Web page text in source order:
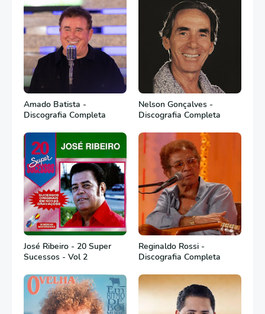
Amado Batista -
Discografia Completa
Nelson Gonçalves -
Discografia Completa
José Ribeiro - 20 Super
Sucessos - Vol 2
Reginaldo Rossi -
Discografia Completa